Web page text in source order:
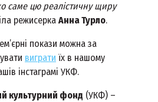
саме цю реалістичну щиру
режисерка Анна Турло.
покази можна за
виграти їх в нашому
інстаграмі УКФ.
культурний фонд (УКФ) –